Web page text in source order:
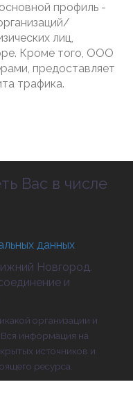
профиль -
лиц,
Кроме того, ООО
предоставляет
трафика.
Вас в числе
данных
Новгород.
и
организации и
Вся информация на
источников и
ресурса.